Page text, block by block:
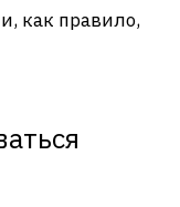
как правило,